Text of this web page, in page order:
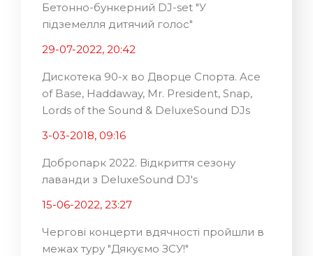
Бетонно-бункерний DJ-set "У
підземелля дитячий голос"
29-07-2022, 20:42
Дискотека 90-х во Дворце Спорта. Ace
of Base, Haddaway, Mr. President, Snap,
Lords of the Sound & DeluxeSound DJs
3-03-2018, 09:16
Добропарк 2022. Відкриття сезону
лаванди з DeluxeSound DJ's
15-06-2022, 23:27
Чергові концерти вдячності пройшли в
межах туру "Дякуємо ЗСУ!"